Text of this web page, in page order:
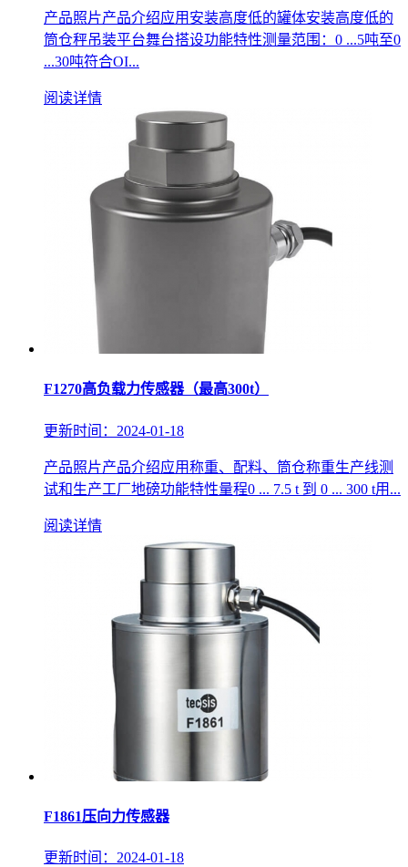
产品照片产品介绍应用安装高度低的罐体安装高度低的
筒仓秤吊装平台舞台搭设功能特性测量范围：0 ...5吨至0
...30吨符合OI...
阅读详情
F1270高负载力传感器（最高300t）
更新时间：2024-01-18
产品照片产品介绍应用称重、配料、筒仓称重生产线测
试和生产工厂地磅功能特性量程0 ... 7.5 t 到 0 ... 300 t用...
阅读详情
F1861压向力传感器
更新时间：2024-01-18